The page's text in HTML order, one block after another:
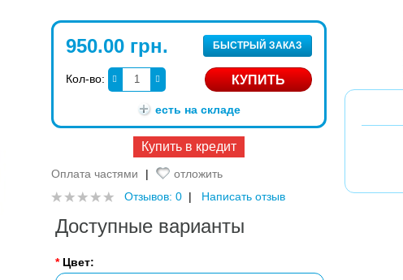
950.00 грн. БЫСТРЫЙ ЗАКАЗ
Кол-во:
есть на складе
Купить в кредит
Оплата частями |
отложить
Отзывов: 0 | Написать отзыв
Доступные варианты
* Цвет: